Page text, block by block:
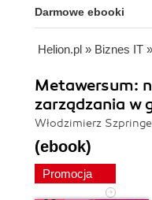
Darmowe ebooki
Helion.pl » Biznes IT »
Metawersum:
zarządzania w
Włodzimierz
(ebook)
Promocja